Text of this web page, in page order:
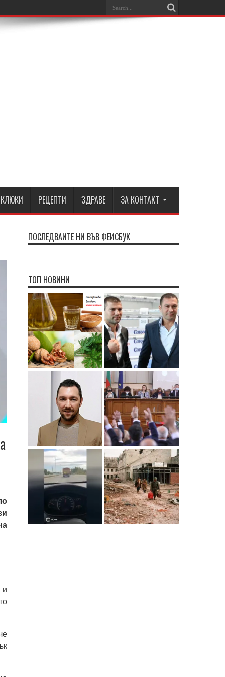
КЛЮКИ РЕЦЕПТИ ЗДРАВЕ ЗА КОНТАКТ
и
ПОСЛЕДВАЙТЕ НИ ВЪВ ФЕЙСБУК
ТОП НОВИНИ